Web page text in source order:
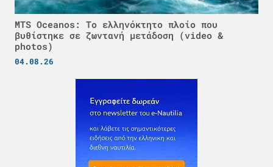
MTS Oceanos: Το ελληνόκτητο πλοίο που
βυθίστηκε σε ζωντανή μετάδοση (video &
photos)
04.08.26